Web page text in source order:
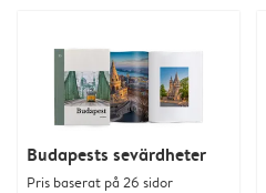
Budapests sevärdheter
Pris baserat på 26 sidor